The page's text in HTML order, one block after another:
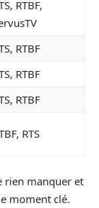
RTBF,
RTBF
RTBF
RTBF
RTS
rien manquer et
moment clé.